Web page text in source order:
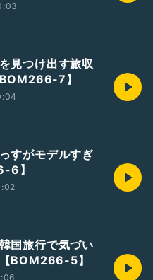
見つけ出す旅収
7】
すがモデルすぎ
6】
国旅行で気づい
BOM266-5】